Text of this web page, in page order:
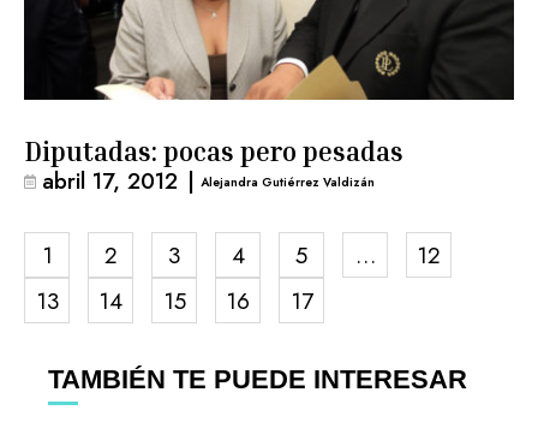
Diputadas: pocas pero pesadas
abril 17, 2012 | Alejandra Gutiérrez Valdizán
1 2 3 4 5 …
12
13
14 15 16 17
TAMBIÉN TE PUEDE INTERESAR